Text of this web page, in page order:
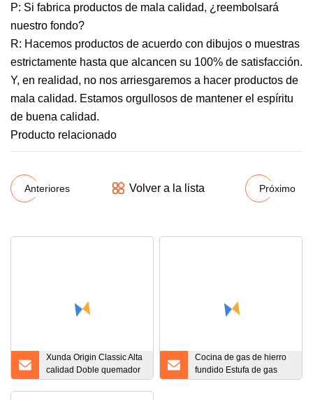
P: Si fabrica productos de mala calidad, ¿reembolsará
nuestro fondo?
R: Hacemos productos de acuerdo con dibujos o muestras
estrictamente hasta que alcancen su 100% de satisfacción.
Y, en realidad, no nos arriesgaremos a hacer productos de
mala calidad. Estamos orgullosos de mantener el espíritu
de buena calidad.
Producto relacionado
Anteriores Volver a la lista Próximo
Xunda Origin Classic Alta
calidad Doble quemador
Acero inoxidable Tornado
Cocina de gas de hierro
fundido Estufa de gas
Quemador de gas